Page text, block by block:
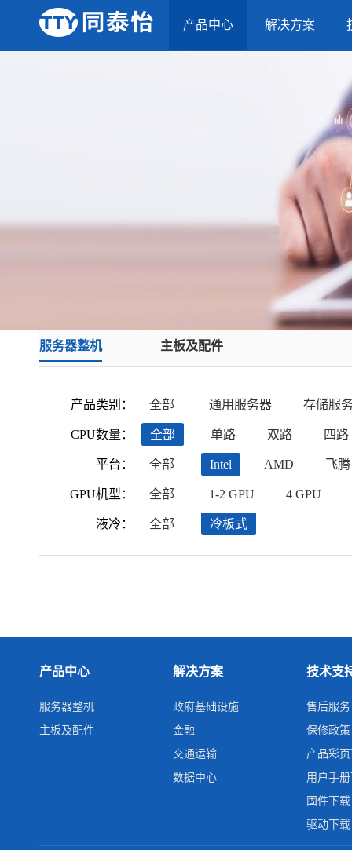
产品中心 解决方案
服务器整机 主板及配件
产品类别：
CPU数量：
平台：
GPU机型：
液冷：
全部 通用服务器 存储服
全部 单路 双路 四路
全部 Intel AMD 飞腾
全部 1-2 GPU 4 GPU
全部 冷板式
产品中心
服务器整机
主板及配件
解决方案
政府基础设施
金融
交通运输
数据中心
技术支
售后服务
保修政策
产品彩
用户手
固件下载
驱动下载